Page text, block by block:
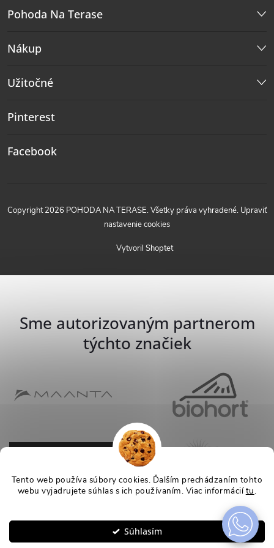
Tento web používa súbory cookies. Ďalším prechádzaním tohto
webu vyjadrujete súhlas s ich používaním. Viac informáciítu.
Súhlasím
Pohoda Na Terase
Nákup
Užitočné
Pinterest
Facebook
Vytvoril Shoptet
Copyright 2026 POHODA NA TERASE. Všetky práva vyhradené. Upraviť
nastavenie cookies
Sme autorizovaným partnerom
týchto značiek